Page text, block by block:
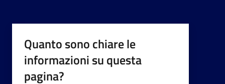
Quanto sono chiare le
informazioni su questa
pagina?